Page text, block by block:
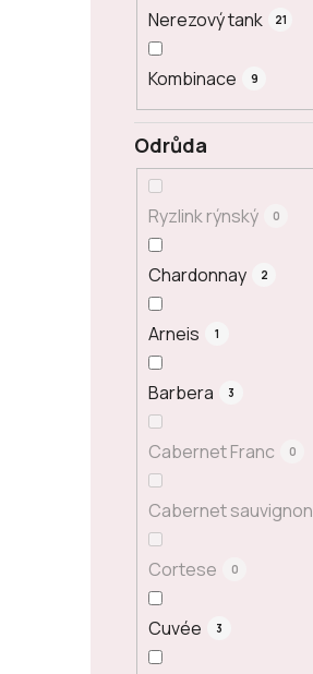
Odrůda
Ryzlink rýnský 0
Chardonnay 2
Arneis 1
Barbera 3
Cabernet Franc 0
Cabernet sauvignon
Cortese 0
Cuvée 3
Nerezový tank 21
Kombinace 9